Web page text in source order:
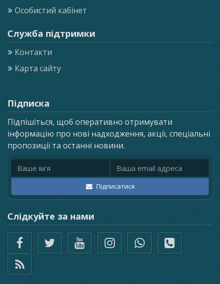
Особистий кабінет
Служба підтримки
Контакти
Карта сайту
Підписка
Підпішіться, щоб оперативно отримувати
інформацію про нові надходження, акції, спеціальні
пропозиції та останні новини.
Ім'я Email адреса
Підписатися
Слідкуйте за нами